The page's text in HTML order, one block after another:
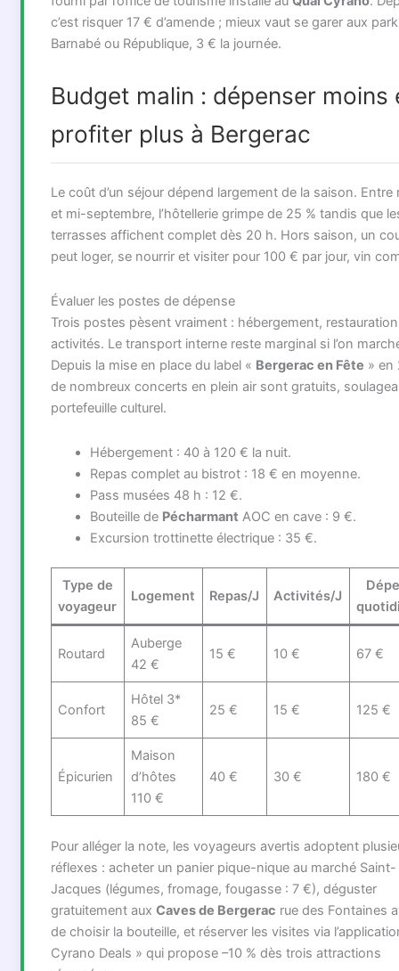
c’est risquer 17 € d’amende ; mieux vaut se garer aux
Barnabé ou République, 3 € la journée.
Budget malin : dépenser moins
profiter plus à Bergerac
Le coût d’un séjour dépend largement de la saison. Entre
et mi-septembre, l’hôtellerie grimpe de 25 % tandis que
terrasses affichent complet dès 20 h. Hors saison, un
peut loger, se nourrir et visiter pour 100 € par jour, vin
Évaluer les postes de dépense
Trois postes pèsent vraiment : hébergement,
activités. Le transport interne reste marginal si l’on
Depuis la mise en place du label « Bergerac en Fête » en
de nombreux concerts en plein air sont gratuits,
portefeuille culturel.
Hébergement : 40 à 120 € la nuit.
Repas complet au bistrot : 18 € en moyenne.
Pass musées 48 h : 12 €.
Bouteille de Pécharmant AOC en cave : 9 €.
Excursion trottinette électrique : 35 €.
Type de
voyageur
Logement Repas/J Activités/J
Routard
Auberge
42 €
15 € 10 € 67 €
Confort
Hôtel 3*
85 €
25 € 15 € 125 €
Épicurien
Maison
d’hôtes
110 €
40 € 30 € 180 €
Pour alléger la note, les voyageurs avertis adoptent
réflexes : acheter un panier pique-nique au marché Saint-
Jacques (légumes, fromage, fougasse : 7 €), déguster
gratuitement aux Caves de Bergerac rue des Fontaines
de choisir la bouteille, et réserver les visites via
Cyrano Deals » qui propose –10 % dès trois attractions